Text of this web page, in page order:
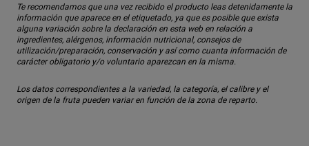
Te recomendamos que una vez recibido el producto leas detenidamente la
información que aparece en el etiquetado, ya que es posible que exista
alguna variación sobre la declaración en esta web en relación a
ingredientes, alérgenos, información nutricional, consejos de
utilización/preparación, conservación y así como cuanta información de
carácter obligatorio y/o voluntario aparezcan en la misma.
Los datos correspondientes a la variedad, la categoría, el calibre y el
origen de la fruta pueden variar en función de la zona de reparto.